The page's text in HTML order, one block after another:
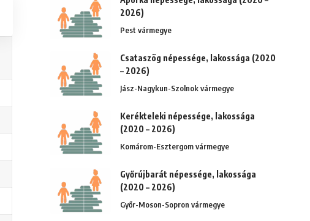
2026)
Pest vármegye
Csataszög népessége, lakossága (2020
– 2026)
Jász-Nagykun-Szolnok vármegye
Kerékteleki népessége, lakossága
(2020 – 2026)
Komárom-Esztergom vármegye
Győrújbarát népessége, lakossága
(2020 – 2026)
Győr-Moson-Sopron vármegye